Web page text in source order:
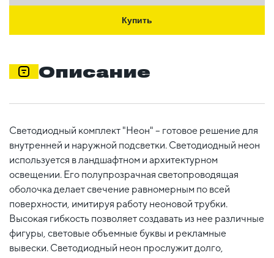
Купить
Описание
Светодиодный комплект "Неон" – готовое решение для
внутренней и наружной подсветки. Светодиодный неон
используется в ландшафтном и архитектурном
освещении. Его полупрозрачная светопроводящая
оболочка делает свечение равномерным по всей
поверхности, имитируя работу неоновой трубки.
Высокая гибкость позволяет создавать из нее различные
фигуры, световые объемные буквы и рекламные
вывески. Светодиодный неон прослужит долго,